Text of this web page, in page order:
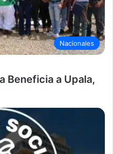
Nacionales
Beneficia a Upala,